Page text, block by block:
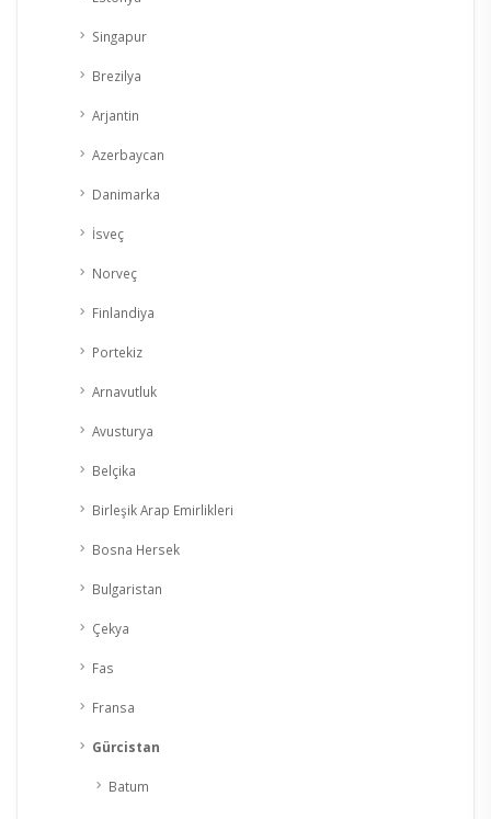
Singapur
Brezilya
Arjantin
Azerbaycan
Danimarka
İsveç
Norveç
Finlandiya
Portekiz
Arnavutluk
Avusturya
Belçika
Birleşik Arap Emirlikleri
Bosna Hersek
Bulgaristan
Çekya
Fas
Fransa
Gürcistan
Batum